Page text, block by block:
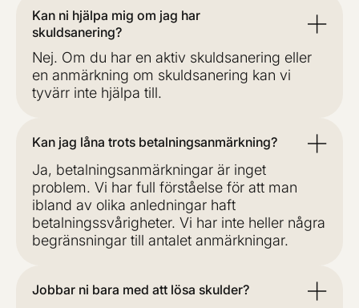
Kan ni hjälpa mig om jag har
skuldsanering?
Nej. Om du har en aktiv skuldsanering eller
en anmärkning om skuldsanering kan vi
tyvärr inte hjälpa till.
Kan jag låna trots betalningsanmärkning?
Ja, betalningsanmärkningar är inget
problem. Vi har full förståelse för att man
ibland av olika anledningar haft
betalningssvårigheter. Vi har inte heller några
begränsningar till antalet anmärkningar.
Jobbar ni bara med att lösa skulder?